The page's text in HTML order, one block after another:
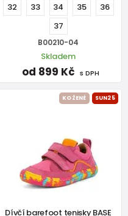
32
33 34 35
36
37
B00210-04
Skladem
od 899 Kč s DPH
KOŽENÉ SUN25
Dívčí barefoot tenisky BASE